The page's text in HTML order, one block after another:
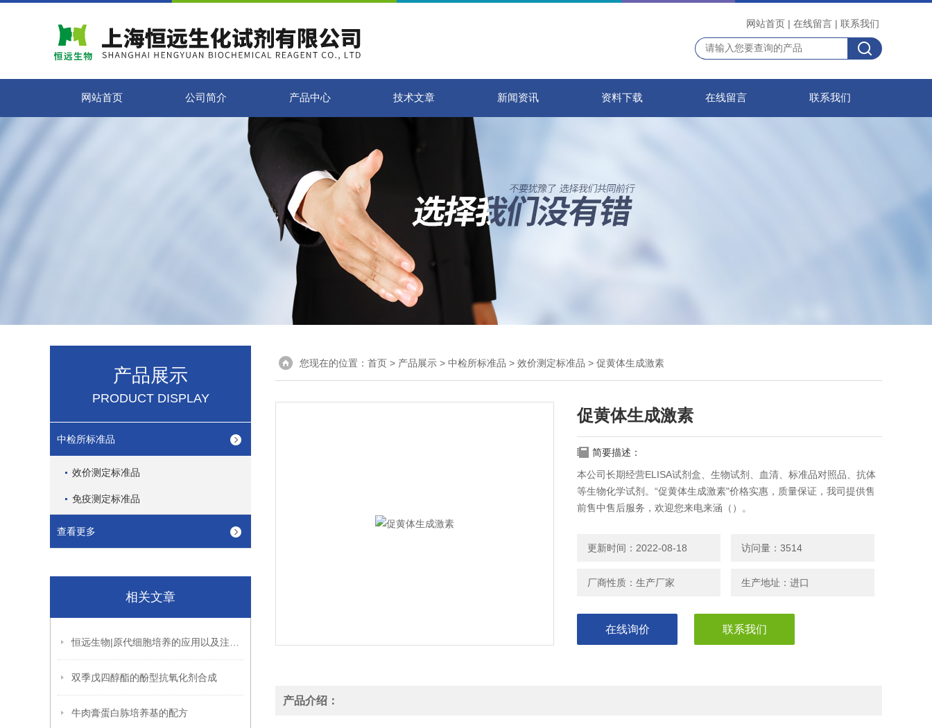
网站首页 | 在线留言 | 联系我们
网站首页 公司简介 产品中心 技术文章 新闻资讯 资料下载 在线留言 联系我们
产品展示
PRODUCT DISPLAY
中检所标准品
效价测定标准品
免疫测定标准品
查看更多
相关文章
双季戊四醇酯的酚型抗氧化剂合成
牛肉膏蛋白胨培养基的配方
您现在的位置： 首页 > 产品展示 > 中检所标准品 > 效价测定标准品 > 促黄体生成激素
促黄体生成激素
简要描述：
本公司长期经营ELISA试剂盒、生物试剂、血清、标准品对照品、抗体
等生物化学试剂。“促黄体生成激素"价格实惠，质量保证，我司提供售
前售中售后服务，欢迎您来电来涵（）。
更新时间：2022-08-18 访问量：3514
厂商性质：生产厂家 生产地址：进口
在线询价 联系我们
产品介绍：